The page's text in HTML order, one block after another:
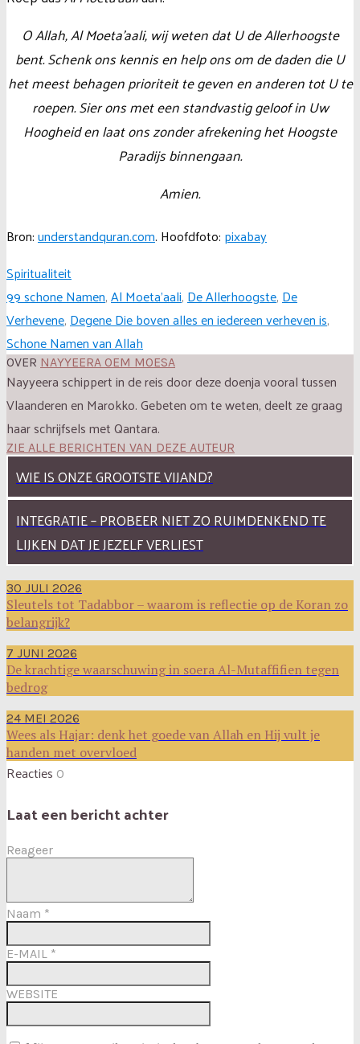
O Allah, Al Moeta’aali, wij weten dat U de Allerhoogste
bent. Schenk ons kennis en help ons om de daden die U
het meest behagen prioriteit te geven en anderen tot U te
roepen. Sier ons met een standvastig geloof in Uw
Hoogheid en laat ons zonder afrekening het Hoogste
Paradijs binnengaan.
Amien.
Bron:understandquran.com. Hoofdfoto: pixabay
Spiritualiteit
99 schone Namen,Al Moeta'aali,De Allerhoogste,De
Verhevene,Degene Die boven alles en iedereen verheven is,
Schone Namen van Allah
OVER NAYYEERA OEM MOESA
Nayyeera schippert in de reis door deze doenja vooral tussen
Vlaanderen en Marokko. Gebeten om te weten, deelt ze graag
haar schrijfsels met Qantara.
ZIE ALLE BERICHTEN VAN DEZE AUTEUR
WIE IS ONZE GROOTSTE VIJAND?
INTEGRATIE – PROBEER NIET ZO RUIMDENKEND TE
LIJKEN DAT JE JEZELF VERLIEST
30 JULI 2026
Sleutels tot Tadabbor – waarom is reflectie op de Koran zo
belangrijk?
7 JUNI 2026
De krachtige waarschuwing in soera Al-Mutaffifien tegen
bedrog
24 MEI 2026
Wees als Hajar: denk het goede van Allah en Hij vult je
handen met overvloed
Reacties 0
Laat een bericht achter
Reageer
Naam *
E-MAIL *
WEBSITE